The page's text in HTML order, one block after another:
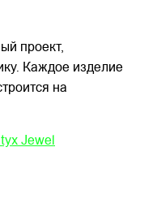
проект,
Каждое изделие
на
Jewel